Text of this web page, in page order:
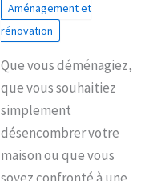
Aménagement et
rénovation
Que vous déménagiez,
que vous souhaitiez
simplement
désencombrer votre
maison ou que vous